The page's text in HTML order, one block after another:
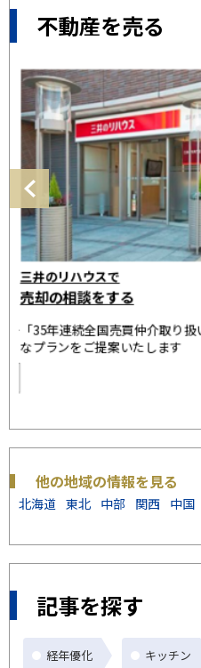
不動産を売る
三井のリハウスで
売却の相談をする
「35年連続全国売買仲介取り
なプランをご提案いたします
他の地域の情報を見る
北海道 東北 中部 関西 中国
記事を探す
経年優化 キッチン